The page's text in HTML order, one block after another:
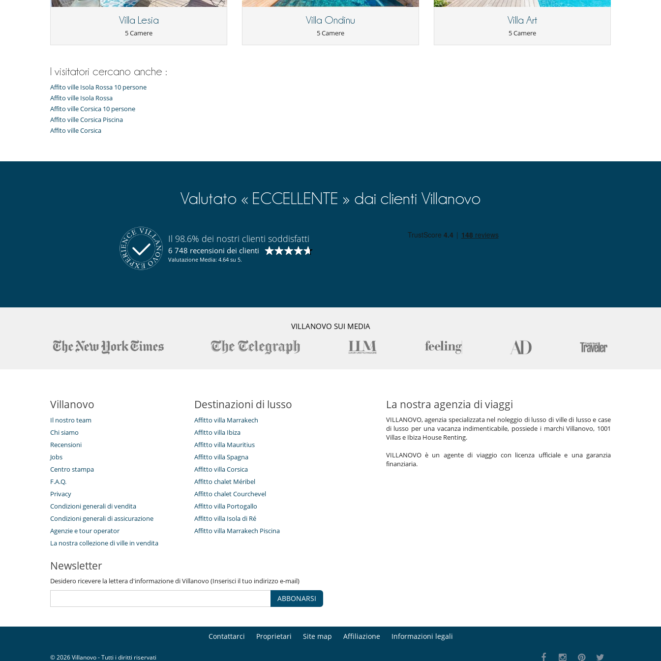
Accesso internet (wifi)
Piscina esteriore privata
Macchina a caffè
Per la vostra comodità e convenienza
Aria condizionata
Ufficio
Sviluppo sostenibile e impatto ambientale
Stazione di ricarica per auto elettriche
Villa Lesia
5 Camere
Villa Ondinu
5 Camere
Villa Art
5 Camere
I visitatori cercano anche :
Affito ville Isola Rossa 10 persone
Affito ville Isola Rossa
Affito ville Corsica 10 persone
Affito ville Corsica Piscina
Affito ville Corsica
Valutato « ECCELLENTE » dai clienti Villanovo
Il 98.6% dei nostri clienti soddisfatti
6 748 recensioni dei clienti
Valutazione Media: 4.64 su 5.
VILLANOVO SUI MEDIA
Villanovo
Il nostro team
Chi siamo
Recensioni
Jobs
Centro stampa
F.A.Q.
Privacy
Condizioni generali di vendita
Condizioni generali di assicurazione
Agenzie e tour operator
La nostra collezione di ville in vendita
Destinazioni di lusso
Affitto villa Marrakech
Affitto villa Ibiza
Affitto villa Mauritius
Affitto villa Spagna
Affitto villa Corsica
Affitto chalet Méribel
Affitto chalet Courchevel
Affitto villa Portogallo
Affitto villa Isola di Ré
Affitto villa Marrakech Piscina
La nostra agenzia di viaggi
VILLANOVO, agenzia specializzata nel noleggio di lusso di ville di lusso e case
di lusso per una vacanza indimenticabile, possiede i marchi Villanovo, 1001
Villas e Ibiza House Renting.
VILLANOVO è un agente di viaggio con licenza ufficiale e una garanzia
finanziaria.
Newsletter
Desidero ricevere la lettera d'informazione di Villanovo (Inserisci il tuo indirizzo e-mail)
ABBONARSI
Contattarci Proprietari Site map Affiliazione Informazioni legali
© 2026 Villanovo - Tutti i diritti riservati